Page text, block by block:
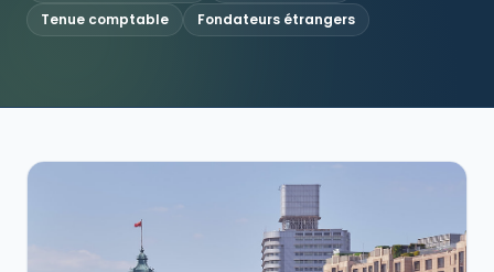
Tenue comptable
Fondateurs étrangers